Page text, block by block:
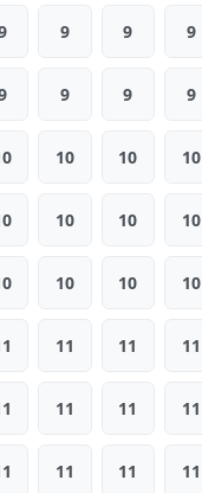
9 9 9
9 9 9
10 10 10
10 10 10
10 10 10
11 11 11
11 11 11
11 11 11